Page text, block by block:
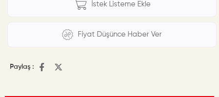
İstek Listeme Ekle
Fiyat Düşünce Haber Ver
Paylaş :